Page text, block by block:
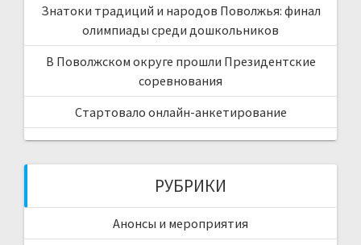
Знатоки традиций и народов Поволжья: финал
олимпиады среди дошкольников
В Поволжском округе прошли Президентские
соревнования
Стартовало онлайн-анкетирование
РУБРИКИ
Анонсы и мероприятия